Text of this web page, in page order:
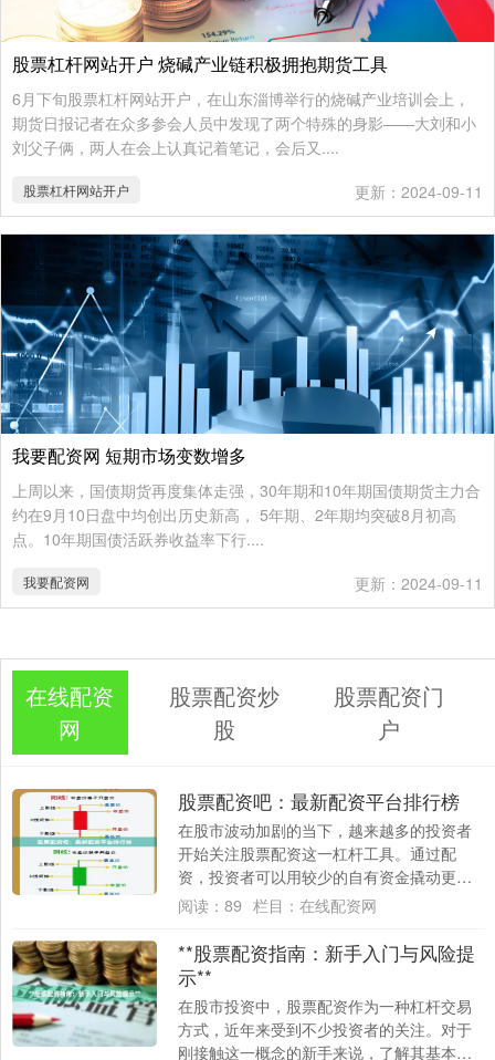
股票杠杆网站开户 烧碱产业链积极拥抱期货工具
6月下旬股票杠杆网站开户，在山东淄博举行的烧碱产业培训会上，
期货日报记者在众多参会人员中发现了两个特殊的身影——大刘和小
刘父子俩，两人在会上认真记着笔记，会后又....
股票杠杆网站开户 更新：2024-09-11
我要配资网 短期市场变数增多
上周以来，国债期货再度集体走强，30年期和10年期国债期货主力合
约在9月10日盘中均创出历史新高， 5年期、2年期均突破8月初高
点。10年期国债活跃券收益率下行....
我要配资网 更新：2024-09-11
在线配资
网
股票配资炒
股
股票配资门
户
股票配资吧：最新配资平台排行榜
在股市波动加剧的当下，越来越多的投资者
开始关注股票配资这一杠杆工具。通过配
资，投资者可以用较少的自有资金撬动更大
的交易额度，从而放大收益。然而，面对市
阅读： 89 栏目： 在线配资网
**股票配资指南：新手入门与风险提
示**
在股市投资中，股票配资作为一种杠杆交易
方式，近年来受到不少投资者的关注。对于
刚接触这一概念的新手来说，了解其基本原